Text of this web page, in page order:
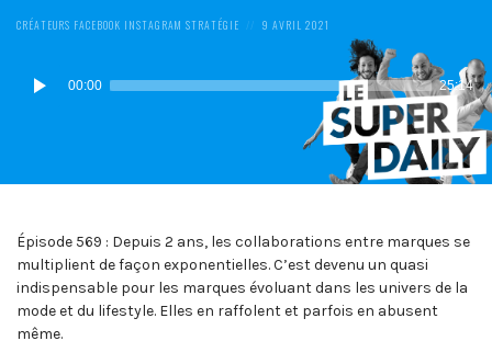
POSTED
CRÉATEURS FACEBOOK INSTAGRAM STRATÉGIE
POSTED
9 AVRIL 2021
Lecteur
audio
00:00 25:14
Épisode 569 : Depuis 2 ans, les collaborations entre marques se
multiplient de façon exponentielles. C’est devenu un quasi
indispensable pour les marques évoluant dans les univers de la
mode et du lifestyle. Elles en raffolent et parfois en abusent
même.